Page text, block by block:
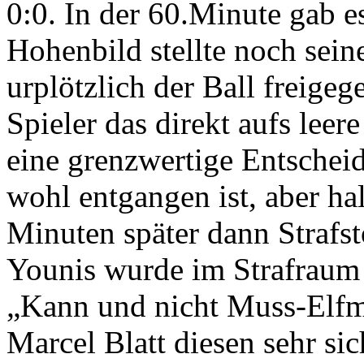
0:0. In der 60.Minute gab
Hohenbild stellte noch
urplötzlich der Ball
Spieler das direkt aufs
eine grenzwertige
wohl entgangen ist, aber
Minuten später dann
Younis wurde im
„Kann und nicht Muss-
Marcel Blatt diesen sehr